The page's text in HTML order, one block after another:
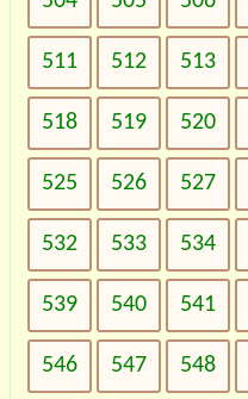
511 512 513
518 519 520
525 526 527
532 533 534
539 540 541
546 547 548